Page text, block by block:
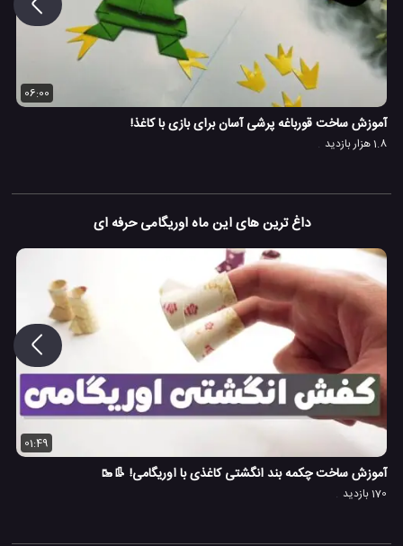
06:00
آموزش ساخت قورباغه پرشی آسان برای بازی با کاغذ!
1.8 هزار بازدید
داغ ترین های این ماه اوریگامی حرفه ای
01:49
آموزش ساخت چکمه بند انگشتی کاغذی با اوریگامی! 👢🥾
170 بازدید